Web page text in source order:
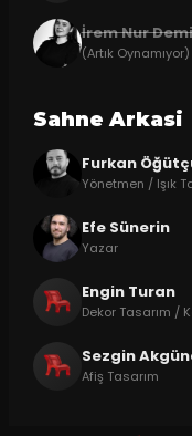
İrem Nur
(Artık Oynamıyor)
Sahne Arkasi
Furkan
Yönetmen / Işık
Efe Sünerin
Yazar
Engin Turan
Dekor Tasarım /
Sezgin
Afiş Tasarım